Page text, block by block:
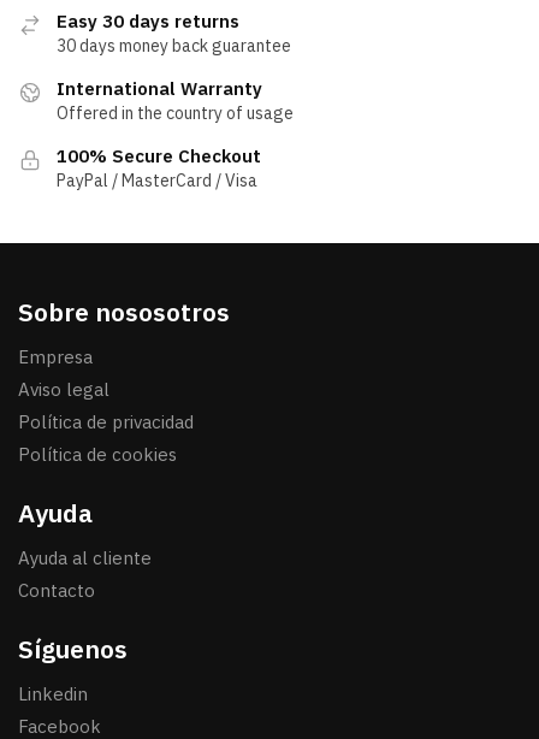
Easy 30 days returns
30 days money back guarantee
International Warranty
Offered in the country of usage
100% Secure Checkout
PayPal / MasterCard / Visa
Sobre nososotros
Empresa
Aviso legal
Política de privacidad
Política de cookies
Ayuda
Ayuda al cliente
Contacto
Síguenos
Linkedin
Facebook